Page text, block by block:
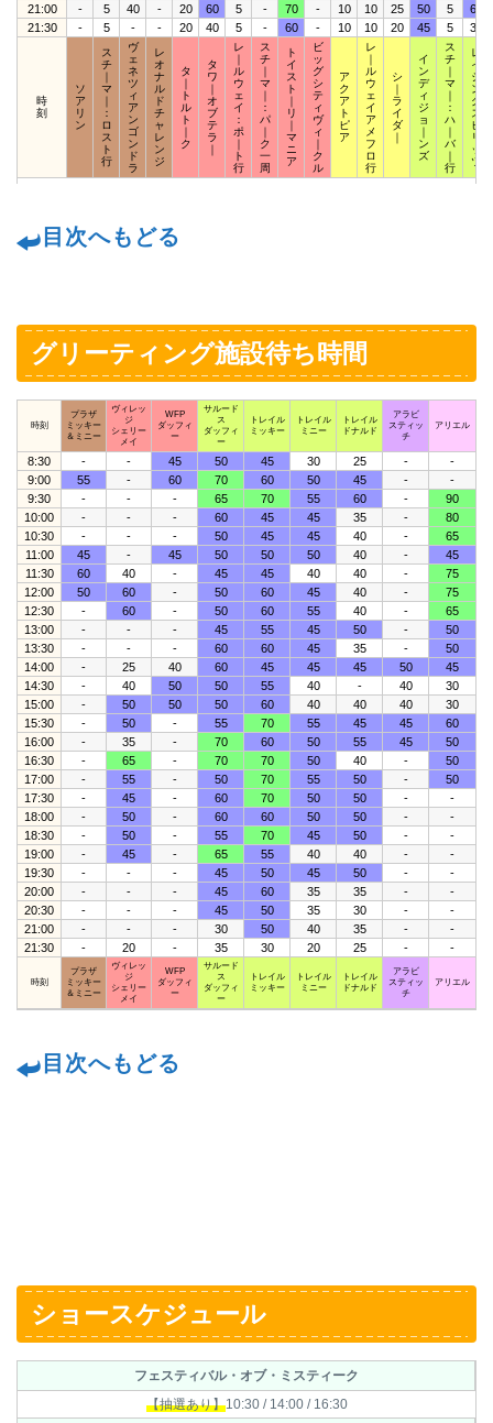
21:00
- 5 40 - 20 60 5 - 70 - 10 10 25 50 5
60
21:30
- 5 - - 20 40 5 - 60 - 10 10 20 45 5 35
時
刻
ソ
ア
リ
ン
ス
チ
｜
マ
｜
：
ロ
ス
ト
行
ヴ
ェ
ネ
ツ
ィ
ア
ン
ゴ
ン
ド
ラ
レ
オ
ナ
ル
ド
チ
ャ
レ
ン
ジ
タ
｜
ト
ル
ト
｜
ク
タ
ワ
｜
オ
ブ
テ
ラ
｜
レ
｜
ル
ウ
ェ
イ
：
ポ
｜
ト
行
ス
チ
｜
マ
｜
：
パ
｜
ク
一
周
ト
イ
ス
ト
｜
リ
｜
マ
ニ
ア
ビ
ッ
グ
シ
テ
ィ
ヴ
ィ
｜
ク
ル
ア
ク
ア
ト
ピ
ア
レ
｜
ル
ウ
ェ
イ
ア
メ
フ
ロ
行
シ
｜
ラ
イ
ダ
｜
イ
ン
デ
ィ
ジ
ョ
｜
ン
ズ
ス
チ
｜
マ
｜
：
ハ
｜
バ
｜
行
レ
イ
ジ
ン
グ
ス
ピ
リ
ッ
ツ
目次へもどる
グリーティング施設待ち時間
時刻
プラザ
ミッキー
＆ミニー
ヴィレッ
ジ
シェリー
メイ
WFP
ダッフィ
ー
サルード
ス
ダッフィ
ー
トレイル
ミッキー
トレイル
ミニー
トレイル
ドナルド
アラビ
スティッ
チ
アリエル
8:30 - - 45 50 45 30 25 -
-
9:00
55 - 60 70 60 50 45 -
-
9:30
- - - 65 70 55 60 -
90
10:00
- - - 60 45 45 35 -
80
10:30
- - - 50 45 45 40 -
65
11:00
45 - 45 50 50 50 40 -
45
11:30
60 40 - 45 45 40 40 -
75
12:00
50 60 - 50 60 45 40 -
75
12:30
- 60 - 50 60 55 40 -
65
13:00
- - - 45 55 45 50 -
50
13:30
- - - 60 60 45 35 -
50
14:00
- 25 40 60 45 45 45 50
45
14:30
- 40 50 50 55 40 - 40
30
15:00
- 50 50 50 60 40 40 40
30
15:30
- 50 - 55 70 55 45 45
60
16:00
- 35 - 70 60 50 55 45
50
16:30
- 65 - 70 70 50 40 -
50
17:00
- 55 - 50 70 55 50 -
50
17:30
- 45 - 60 70 50 50 -
-
18:00
- 50 - 60 60 50 50 -
-
18:30
- 50 - 55 70 45 50 -
-
19:00
- 45 - 65 55 40 40 -
-
19:30
- - - 45 50 45 50 -
-
20:00
- - - 45 60 35 35 -
-
20:30
- - - 45 50 35 30 -
-
21:00
- - - 30 50 40 35 -
-
21:30
- 20 - 35 30 20 25 - -
時刻
プラザ
ミッキー
＆ミニー
ヴィレッ
ジ
シェリー
メイ
WFP
ダッフィ
ー
サルード
ス
ダッフィ
ー
トレイル
ミッキー
トレイル
ミニー
トレイル
ドナルド
アラビ
スティッ
チ
アリエル
目次へもどる
ショースケジュール
フェスティバル・オブ・ミスティーク
【抽選あり】10:30 / 14:00 / 16:30